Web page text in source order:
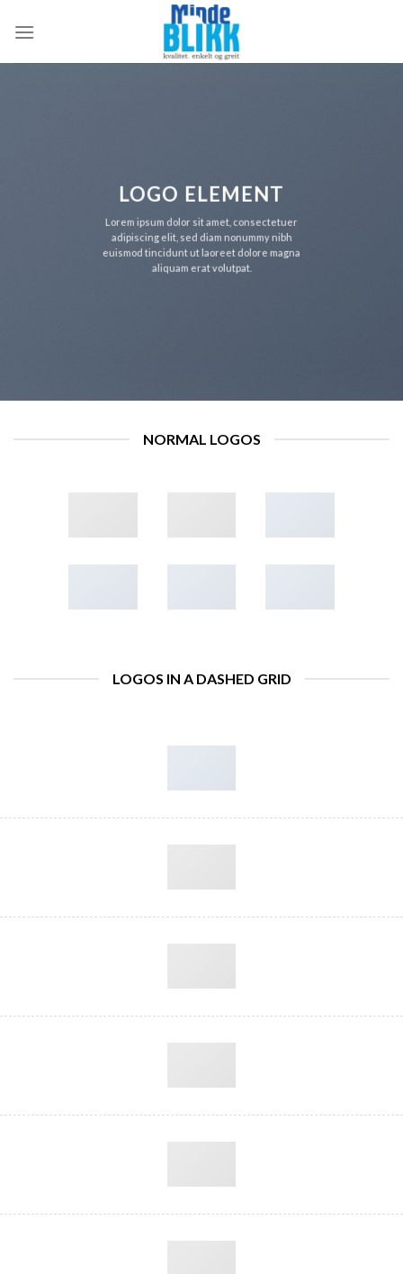
LOGO ELEMENT
Lorem ipsum dolor sit amet, consectetuer
adipiscing elit, sed diam nonummy nibh
euismod tincidunt ut laoreet dolore magna
aliquam erat volutpat.
NORMAL LOGOS
LOGOS IN A DASHED GRID